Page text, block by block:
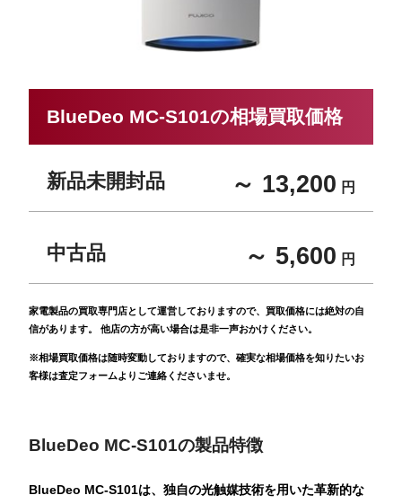
BlueDeo MC-S101の相場買取価格
新品未開封品 ～ 13,200 円
中古品 ～ 5,600 円
家電製品の買取専門店として運営しておりますので、買取価格には絶対の自
信があります。 他店の方が高い場合は是非一声おかけください。
※相場買取価格は随時変動しておりますので、確実な相場価格を知りたいお
客様は査定フォームよりご連絡くださいませ。
BlueDeo MC-S101の製品特徴
BlueDeo MC-S101は、独自の光触媒技術を用いた革新的な